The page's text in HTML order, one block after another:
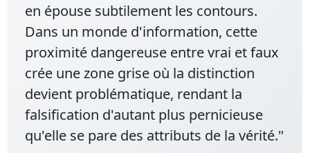
en épouse subtilement les contours.
Dans un monde d'information, cette
proximité dangereuse entre vrai et faux
crée une zone grise où la distinction
devient problématique, rendant la
falsification d'autant plus pernicieuse
qu'elle se pare des attributs de la vérité."